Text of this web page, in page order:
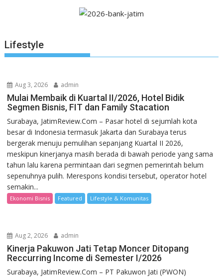
Lifestyle
Aug 3, 2026 admin
Mulai Membaik di Kuartal II/2026, Hotel Bidik
Segmen Bisnis, FIT dan Family Stacation
Surabaya, JatimReview.Com – Pasar hotel di sejumlah kota
besar di Indonesia termasuk Jakarta dan Surabaya terus
bergerak menuju pemulihan sepanjang Kuartal II 2026,
meskipun kinerjanya masih berada di bawah periode yang sama
tahun lalu karena permintaan dari segmen pemerintah belum
sepenuhnya pulih. Merespons kondisi tersebut, operator hotel
semakin...
Ekonomi Bisnis Featured Lifestyle & Komunitas
Aug 2, 2026 admin
Kinerja Pakuwon Jati Tetap Moncer Ditopang
Reccurring Income di Semester I/2026
Surabaya, JatimReview.Com – PT Pakuwon Jati (PWON)